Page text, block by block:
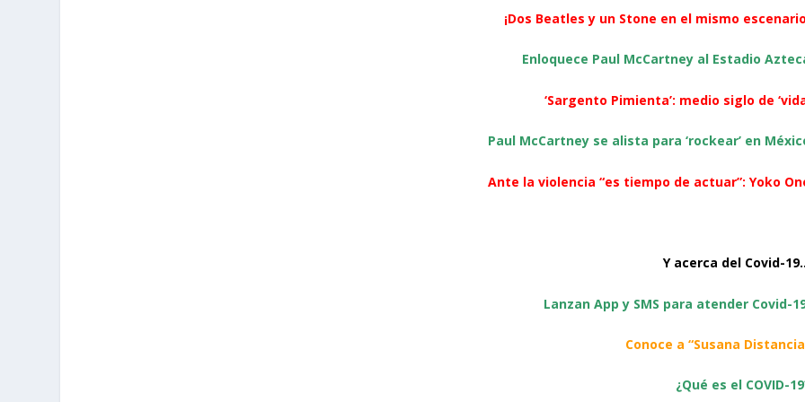
¡Dos Beatles y un Stone en el mismo
Enloquece Paul McCartney al Estadio
‘Sargento Pimienta’: medio siglo de
Paul McCartney se alista para ‘rockear’ en
Ante la violencia “es tiempo de actuar”: Yoko
Y acerca del Covid-
Lanzan App y SMS para atender Covid-
Conoce a “Susana
¿Qué es el COVID-